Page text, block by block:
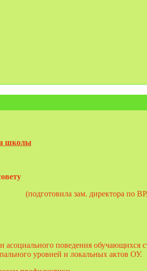
школы
(подготовила зам. директора по
поведения обучающихся
уровней и локальных актов ОУ.